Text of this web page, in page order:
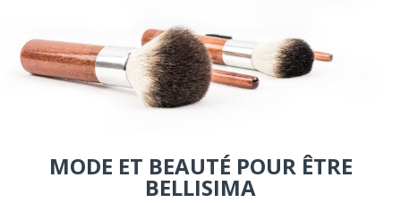
MODE ET BEAUTÉ POUR ÊTRE
BELLISIMA